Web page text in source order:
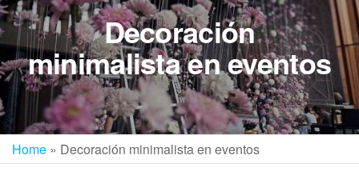
Decoración
minimalista en eventos
Home » Decoración minimalista en eventos